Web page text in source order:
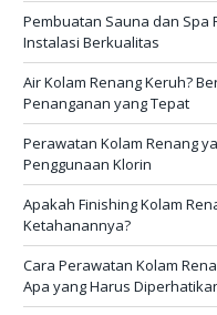
Pembuatan Sauna dan Spa
Instalasi Berkualitas
Air Kolam Renang Keruh?
Penanganan yang Tepat
Perawatan Kolam Renang
Penggunaan Klorin
Apakah Finishing Kolam
Ketahanannya?
Cara Perawatan Kolam
Apa yang Harus